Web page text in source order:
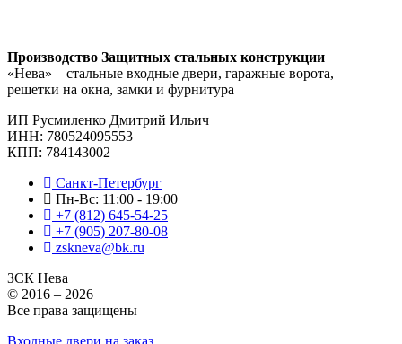
Производство Защитных стальных конструкции
«Нева» – стальные входные двери, гаражные ворота,
решетки на окна, замки и фурнитура
ИП Русмиленко Дмитрий Ильич
ИНН: 780524095553
КПП: 784143002
Санкт-Петербург
Пн-Вс: 11:00 - 19:00
+7 (812) 645-54-25
+7 (905) 207-80-08
zskneva@bk.ru
ЗСК Нева
© 2016 – 2026
Все права защищены
Входные двери на заказ